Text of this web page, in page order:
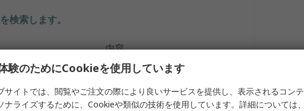
検索します。
内容
多治見無線電機
スクレーパー
験のためにCookieを使用しています
サイトでは、閲覧やご注文の際により良いサービスを提供し、表示されるコンテ
ナライズするために、Cookieや類似の技術を使用しています。詳細については、